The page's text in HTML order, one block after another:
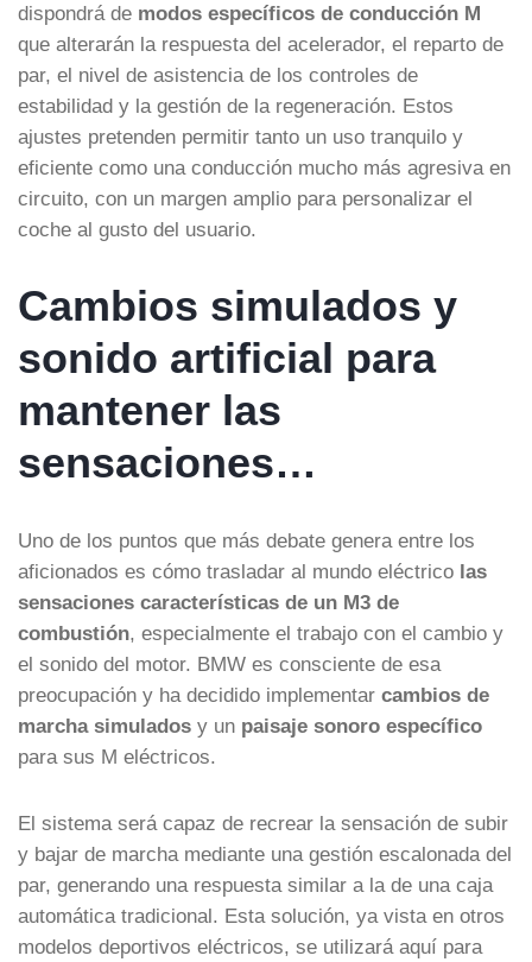
dispondrá de modos específicos de conducción M
que alterarán la respuesta del acelerador, el reparto de
par, el nivel de asistencia de los controles de
estabilidad y la gestión de la regeneración. Estos
ajustes pretenden permitir tanto un uso tranquilo y
eficiente como una conducción mucho más agresiva en
circuito, con un margen amplio para personalizar el
coche al gusto del usuario.
Cambios simulados y
sonido artificial para
mantener las
sensaciones…
Uno de los puntos que más debate genera entre los
aficionados es cómo trasladar al mundo eléctrico las
sensaciones características de un M3 de
combustión, especialmente el trabajo con el cambio y
el sonido del motor. BMW es consciente de esa
preocupación y ha decidido implementar cambios de
marcha simulados y un paisaje sonoro específico
para sus M eléctricos.
El sistema será capaz de recrear la sensación de subir
y bajar de marcha mediante una gestión escalonada del
par, generando una respuesta similar a la de una caja
automática tradicional. Esta solución, ya vista en otros
modelos deportivos eléctricos, se utilizará aquí para